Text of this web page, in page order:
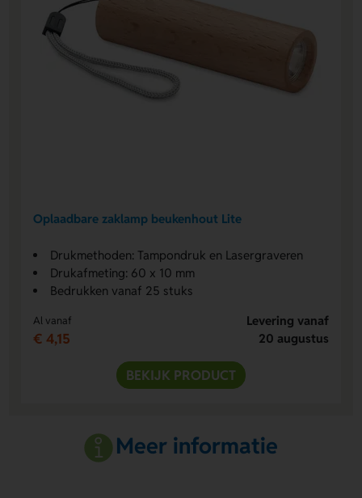
Oplaadbare zaklamp beukenhout Lite
Drukmethoden: Tampondruk en Lasergraveren
Drukafmeting: 60 x 10 mm
Bedrukken vanaf 25 stuks
Al vanaf
€ 4,15
Levering vanaf
20 augustus
BEKIJK PRODUCT
Meer informatie